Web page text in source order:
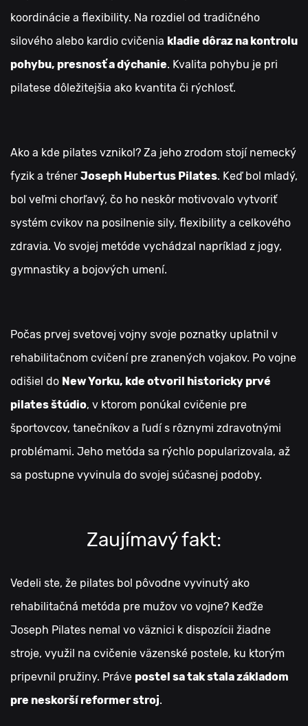
koordinácie a flexibility. Na rozdiel od tradičného
silového alebo kardio cvičenia kladie dôraz na kontrolu
pohybu, presnosť a dýchanie. Kvalita pohybu je pri
pilatese dôležitejšia ako kvantita či rýchlosť.
Ako a kde pilates vznikol? Za jeho zrodom stojí nemecký
fyzik a tréner Joseph Hubertus Pilates. Keď bol mladý,
bol veľmi chorľavý, čo ho neskôr motivovalo vytvoriť
systém cvikov na posilnenie sily, flexibility a celkového
zdravia. Vo svojej metóde vychádzal napríklad z jogy,
gymnastiky a bojových umení.
Počas prvej svetovej vojny svoje poznatky uplatnil v
rehabilitačnom cvičení pre zranených vojakov. Po vojne
odišiel do New Yorku, kde otvoril historicky prvé
pilates štúdio, v ktorom ponúkal cvičenie pre
športovcov, tanečníkov a ľudí s rôznymi zdravotnými
problémami. Jeho metóda sa rýchlo popularizovala, až
sa postupne vyvinula do svojej súčasnej podoby.
Zaujímavý fakt:
Vedeli ste, že pilates bol pôvodne vyvinutý ako
rehabilitačná metóda pre mužov vo vojne? Keďže
Joseph Pilates nemal vo väznici k dispozícii žiadne
stroje, využil na cvičenie väzenské postele, ku ktorým
pripevnil pružiny. Práve postel sa tak stala základom
pre neskorší reformer stroj.